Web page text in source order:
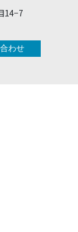
14−7
わせ